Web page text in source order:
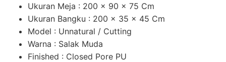
Ukuran Meja : 200 x 90 x 75 Cm
Ukuran Bangku : 200 x 35 x 45 Cm
Model : Unnatural / Cutting
Warna : Salak Muda
Finished : Closed Pore PU